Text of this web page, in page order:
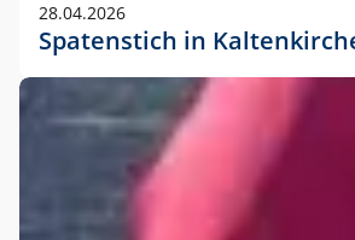
28.04.2026
Spatenstich in